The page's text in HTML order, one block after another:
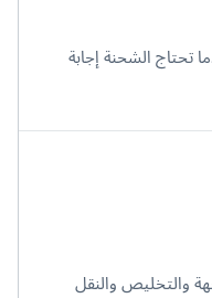
تحتاج الشحنة إجابة
والتخليص والنقل